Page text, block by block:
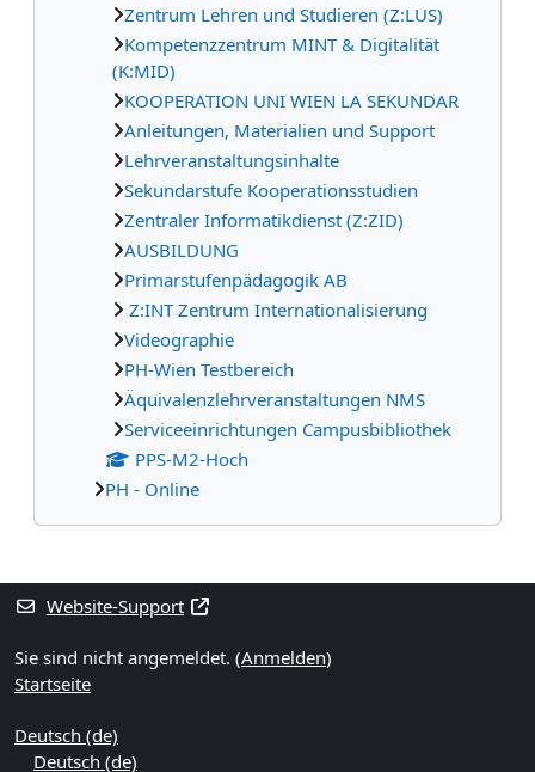
Zentrum Lehren und Studieren (Z:LUS)
Kompetenzzentrum MINT & Digitalität
(K:MID)
KOOPERATION UNI WIEN LA SEKUNDAR
Anleitungen, Materialien und Support
Lehrveranstaltungsinhalte
Sekundarstufe Kooperationsstudien
Zentraler Informatikdienst (Z:ZID)
AUSBILDUNG
Primarstufenpädagogik AB
Z:INT Zentrum Internationalisierung
Videographie
PH-Wien Testbereich
Äquivalenzlehrveranstaltungen NMS
Serviceeinrichtungen Campusbibliothek
PPS-M2-Hoch
PH - Online
Ergänzungsblöcke
Website-Support
Sie sind nicht angemeldet. (Anmelden)
Startseite
Deutsch ‎(de)‎
Deutsch ‎(de)‎